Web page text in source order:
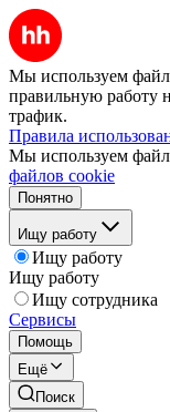
Мы используем
правильную работу
трафик.
Правила
Мы используем
файлов cookie
Понятно
Ищу работу
Ищу работу
Ищу работу
Ищу сотрудника
Сервисы
Помощь
Ещё
Поиск